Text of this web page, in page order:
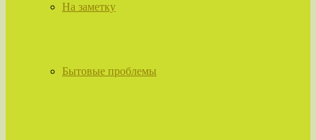
На заметку
Бытовые проблемы